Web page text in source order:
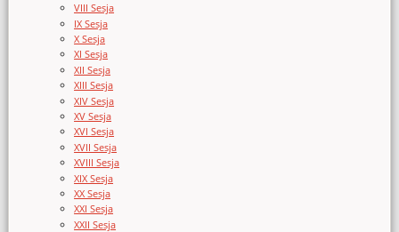
VIII Sesja
IX Sesja
X Sesja
XI Sesja
XII Sesja
XIII Sesja
XIV Sesja
XV Sesja
XVI Sesja
XVII Sesja
XVIII Sesja
XIX Sesja
XX Sesja
XXI Sesja
XXII Sesja